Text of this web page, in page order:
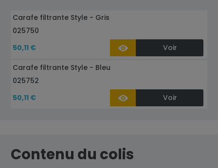
Carafe filtrante Style - Gris
025750
50,11 €
Voir
Carafe filtrante Style - Bleu
025752
50,11 €
Voir
Contenu du colis